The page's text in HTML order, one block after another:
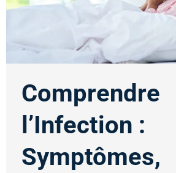
Comprendre
l’Infection :
Symptômes,